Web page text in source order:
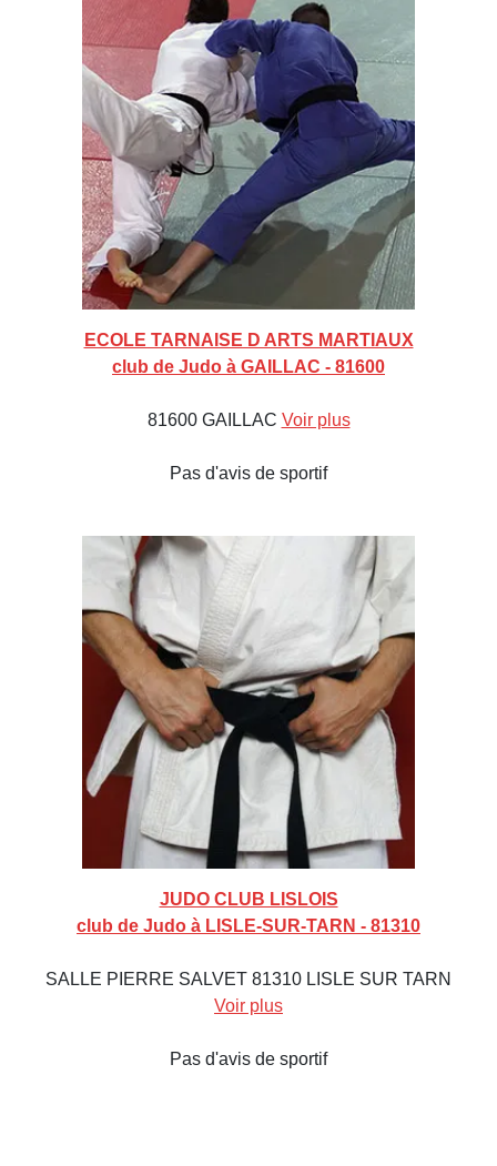
ECOLE TARNAISE D ARTS MARTIAUX
club de Judo à GAILLAC - 81600
81600 GAILLAC Voir plus
Pas d'avis de sportif
JUDO CLUB LISLOIS
club de Judo à LISLE-SUR-TARN - 81310
SALLE PIERRE SALVET 81310 LISLE SUR TARN
Voir plus
Pas d'avis de sportif